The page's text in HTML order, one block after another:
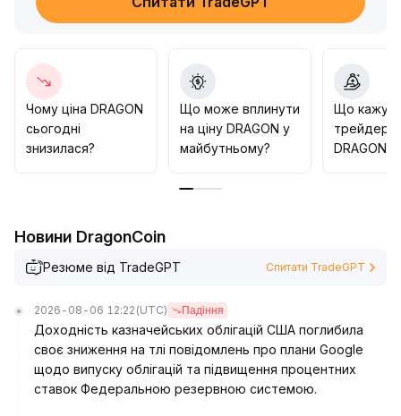
Структурно, поширення AMM-моделі на ринку
довгострокової вартості
Інвесторам рекомендовано слідкувати за
критичними рівнями прориву, динамікою участі в
екосистемі AMM та рухом капіталу, а також
ретельно контролювати ризики падіння
Чому ціна DRAGON
сьогодні
знизилася?
Що може вплинути
на ціну DRAGON у
майбутньому?
Що
трейдери
DRAGON?
Новини DragonCoin
Резюме від TradeGPT Спитати TradeGPT
2026-08-06 12:22 (UTC) Падіння
Доходність казначейських облігацій США поглибила
своє зниження на тлі повідомлень про плани Google
щодо випуску облігацій та підвищення процентних
ставок Федеральною резервною системою.